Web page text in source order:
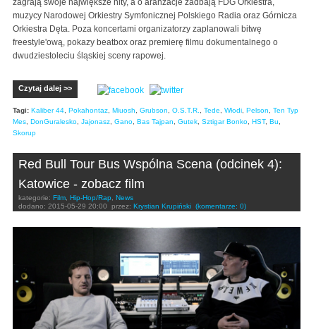
muzycy Narodowej Orkiestry Symfonicznej Polskiego Radia oraz Górnicza
Orkiestra Dęta. Poza koncertami organizatorzy zaplanowali bitwę
freestyle'ową, pokazy beatbox oraz premierę filmu dokumentalnego o
dwudziestoleciu śląskiej sceny rapowej.
Czytaj dalej >>
Tagi: Kaliber 44 Pokahontaz Miuosh Grubson O.S.T.R. Tede Włodi Pelson
Ten Typ
Mes DonGuralesko Jajonasz Gano Bas Tajpan Gutek Sztigar Bonko HST, Bu
Skorup
Red Bull Tour Bus Wspólna Scena (odcinek 4):
Katowice - zobacz film
kategorie: Film Hip-Hop/Rap
News
dodano: 2015-05-29 20:00 przez: Krystian Krupiński (komentarze: 0)